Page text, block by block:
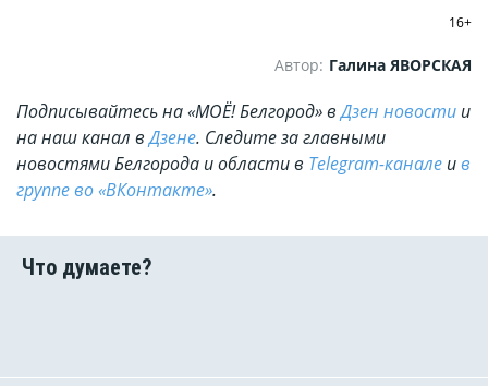
16+
Автор: Галина ЯВОРСКАЯ
Подписывайтесь на «МОЁ! Белгород» вДзен новости и
на наш канал вДзене. Cледите за главными
новостями Белгорода и области в Telegram-канале ив
группе во «ВКонтакте».